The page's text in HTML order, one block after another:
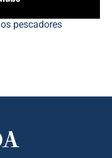
pescadores